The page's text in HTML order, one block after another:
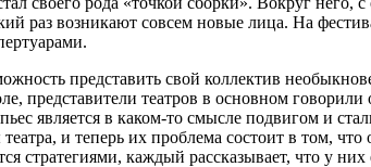
раз возникают совсем новые лица. На
представить свой коллектив
представители театров в основном
является в каком-то смысле подвигом и
и теперь их проблема состоит в том,
стратегиями, каждый рассказывает, что у